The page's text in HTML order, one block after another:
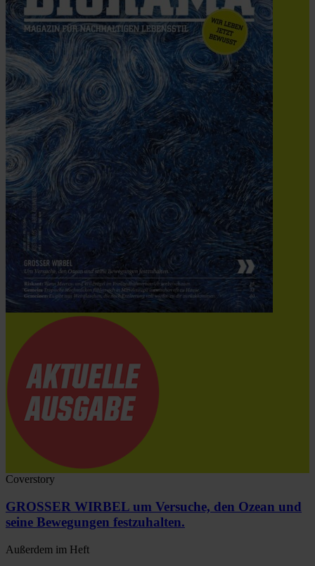
Coverstory
GROSSER WIRBEL um Versuche, den Ozean und
seine Bewegungen festzuhalten.
Außerdem im Heft